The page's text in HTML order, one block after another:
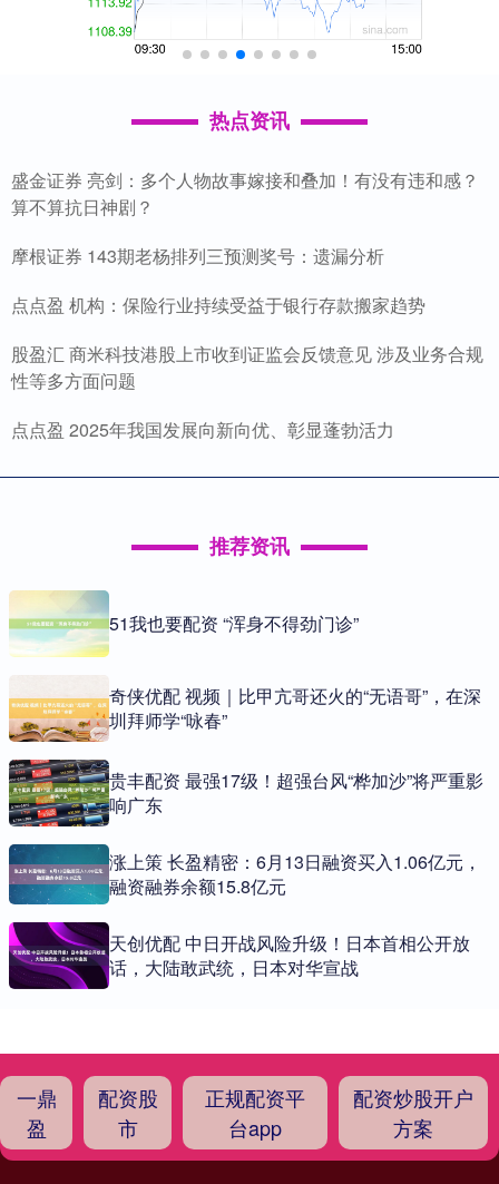
热点资讯
盛金证券 亮剑：多个人物故事嫁接和叠加！有没有违和感？
算不算抗日神剧？
摩根证券 143期老杨排列三预测奖号：遗漏分析
点点盈 机构：保险行业持续受益于银行存款搬家趋势
股盈汇 商米科技港股上市收到证监会反馈意见 涉及业务合规
性等多方面问题
点点盈 2025年我国发展向新向优、彰显蓬勃活力
推荐资讯
51我也要配资 “浑身不得劲门诊”
奇侠优配 视频｜比甲亢哥还火的“无语哥”，在深
圳拜师学“咏春”
贵丰配资 最强17级！超强台风“桦加沙”将严重影
响广东
涨上策 长盈精密：6月13日融资买入1.06亿元，
融资融券余额15.8亿元
天创优配 中日开战风险升级！日本首相公开放
话，大陆敢武统，日本对华宣战
一鼎
盈
配资股
市
正规配资平
台app
配资炒股开户
方案